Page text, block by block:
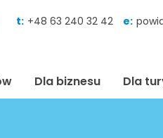
t: +48 63 240 32 42 e:
Dla biznesu Dla